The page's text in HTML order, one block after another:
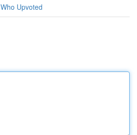
Who Upvoted